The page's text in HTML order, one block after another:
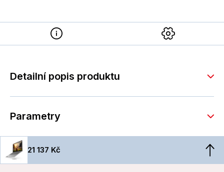
Detailní popis produktu
Parametry
21 137 Kč